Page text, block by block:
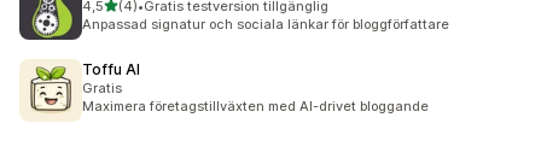
4,5av 5 stjärnor
(4)
4 recensioner totalt
•Gratis testversion tillgänglig
Anpassad signatur och sociala länkar för bloggförfattare
Toffu AI
Gratis
Maximera företagstillväxten med AI-drivet bloggande